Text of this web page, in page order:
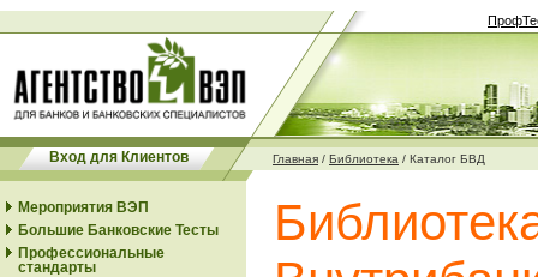
Вход для Клиентов Главная / Библиотека / Каталог БВД
Мероприятия ВЭП
Большие Банковские Тесты
Профессиональные
стандарты